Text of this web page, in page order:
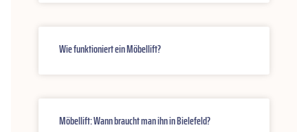
Wie funktioniert ein Möbellift?
Möbellift: Wann braucht man ihn in Bielefeld?